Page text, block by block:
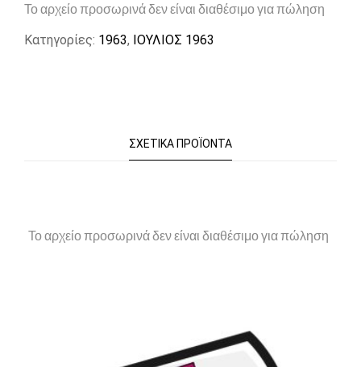
Το αρχείο προσωρινά δεν είναι διαθέσιμο για πώληση
Κατηγορίες: 1963, ΙΟΥΛΙΟΣ 1963
ΣΧΕΤΙΚΆ ΠΡΟΪΌΝΤΑ
Το αρχείο προσωρινά δεν είναι διαθέσιμο για πώληση